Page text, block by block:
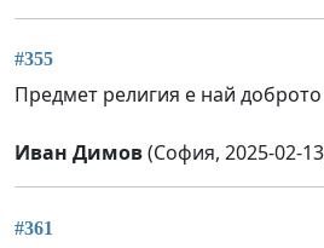
#355
Предмет религия е най
Иван Димов(София, 2025-02-
#361